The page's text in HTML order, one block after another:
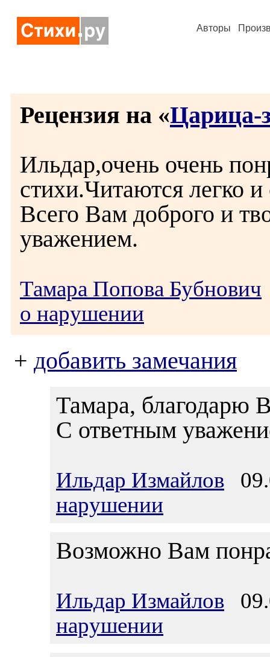
Авторы
Рецензия на «Царица-
Ильдар,очень очень
стихи.Читаются легко
Всего Вам доброго и
уважением.
Тамара Попова Бубнович
о нарушении
+ добавить замечания
Тамара, благодарю
С ответным
Ильдар Измайлов
нарушении
Возможно Вам
Ильдар Измайлов
нарушении